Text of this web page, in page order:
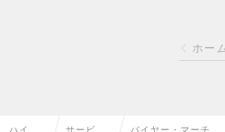
ホー
ハイク サービ バイヤー・マーチャ